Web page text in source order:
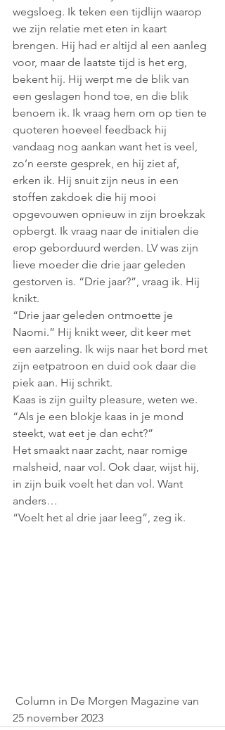
wegsloeg. Ik teken een tijdlijn waarop
we zijn relatie met eten in kaart
brengen. Hij had er altijd al een aanleg
voor, maar de laatste tijd is het erg,
bekent hij. Hij werpt me de blik van
een geslagen hond toe, en die blik
benoem ik. Ik vraag hem om op tien te
quoteren hoeveel feedback hij
vandaag nog aankan want het is veel,
zo’n eerste gesprek, en hij ziet af,
erken ik. Hij snuit zijn neus in een
stoffen zakdoek die hij mooi
opgevouwen opnieuw in zijn broekzak
opbergt. Ik vraag naar de initialen die
erop geborduurd werden. LV was zijn
lieve moeder die drie jaar geleden
gestorven is. “Drie jaar?”, vraag ik. Hij
knikt.
“Drie jaar geleden ontmoette je
Naomi.” Hij knikt weer, dit keer met
een aarzeling. Ik wijs naar het bord met
zijn eetpatroon en duid ook daar die
piek aan. Hij schrikt.
Kaas is zijn guilty pleasure, weten we.
“Als je een blokje kaas in je mond
steekt, wat eet je dan echt?”
Het smaakt naar zacht, naar romige
malsheid, naar vol. Ook daar, wijst hij,
in zijn buik voelt het dan vol. Want
anders…
“Voelt het al drie jaar leeg”, zeg ik.
Column in De Morgen Magazine van
25 november 2023